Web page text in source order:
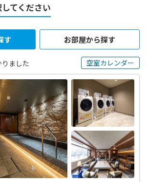
てください
す お部屋から探す
ました 空室カレンダー